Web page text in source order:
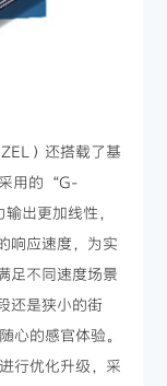
）还搭载了基
用的“G-
出更加线性，
响应速度，为实
足不同速度场景
还是狭小的街
心的感官体验。
行优化升级，采